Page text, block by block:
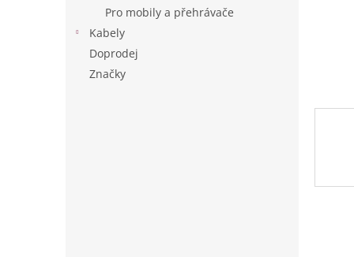
Pro mobily a přehrávače
Kabely
Doprodej
Značky